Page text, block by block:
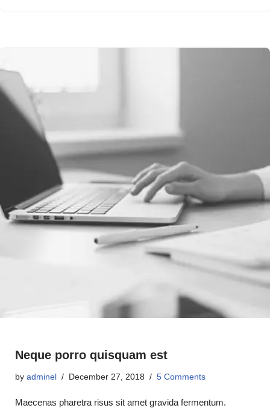
Neque porro quisquam est
by adminel December 27, 2018 5 Comments
Maecenas pharetra risus sit amet gravida fermentum.